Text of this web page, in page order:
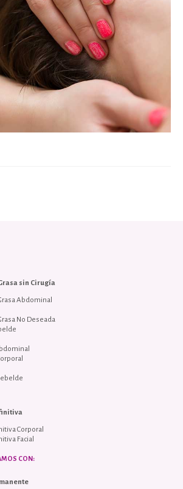
sin Cirugía
Abdominal
No Deseada
Corporal
Facial
CON: